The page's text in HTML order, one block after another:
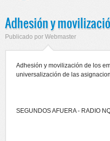
Adhesión y
Publicado por Webmaster
Adhesión y movilización de los
universalización de las
SEGUNDOS AFUERA - RADIO